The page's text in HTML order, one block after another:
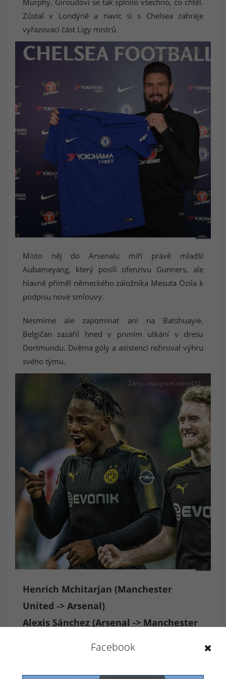
Zůstal v Londýně a navíc si s Chelsea zahraje
vyřazovací část Ligy mistrů.
Oliver Giroud s dresem Chelsea
Zdroj: instagram.com/433
Místo něj do Arsenalu míří právě mladší
Aubameyang, který posílí ofenzívu Gunners, ale
hlavně přiměl německého záložníka Mesuta Özila k
podpisu nové smlouvy.
Nesmíme ale zapomínat ani na Batshuayie.
Belgičan zazářil hned v prvním utkání v dresu
Dortmundu. Dvěma góly a asistencí režiroval výhru
svého týmu.
Michy Batshuayi při své premiéře v dresu Dortmundu
Zdroj: instagram.com/433
Henrich Mchitarjan (Manchester
United -> Arsenal)
Alexis Sánchez (Arsenal -> Manchester
anglické kluby. Bez další finanční kompenzace si
Facebook